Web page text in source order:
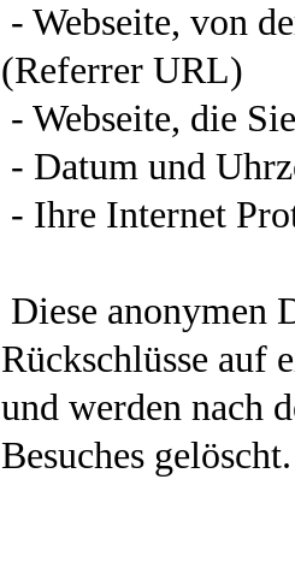
- Webseite, von
(Referrer URL)
- Webseite, die
- Datum und
- Ihre Internet
Diese anonymen
Rückschlüsse auf
und werden nach
Besuches gelöscht.